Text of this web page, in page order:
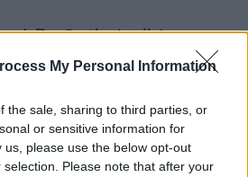
My Personal Information
the sale, sharing to third parties, or
or sensitive information for
please use the below opt-out
Please note that after your
J. D. už atlygį teikė
į sistemą „Infostatyba“
patvirtinti statybos
keitimo deklaracijas.